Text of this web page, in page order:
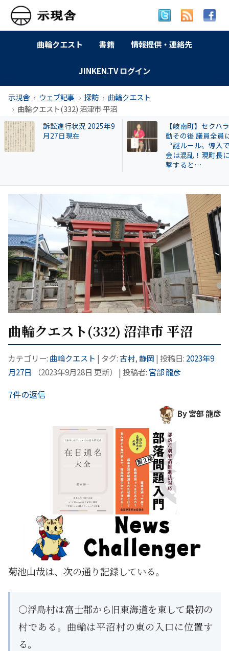
曲輪クエスト 書籍 情報提供・連絡先
JINKEN.TV ログイン
示現舎 ウェブ記事 探訪
曲輪クエスト
曲輪クエスト(332) 沼津市 平沼
【岐南町】セクハラ騒
動その後 議員全員に
【交野市⑮】猛暑
吐した女子中学生
「掃除していけ」
揄した山本景市長
者抗議も市は無視
曲輪クエスト(332) 沼津市 平沼
カテゴリー: 曲輪クエスト | タグ:古村,静岡 | 投稿日: 2023年9
月27日
（2023年9月28日 更新） | 投稿者: 宮部 龍彦
7件の返信
By 宮部 龍彦
菊池山哉は、次の通り記録している。
○浮島村は富士郡から旧東海道を東して最初の
村である。曲輪は平沼村の東の入口に位置す
る。